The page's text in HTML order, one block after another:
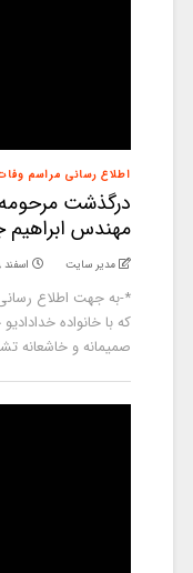
اطلاع رسانی مراسم وفات
درگذشت
مهندس
مدیر سایت اسفند ۸, ۱۴۰۰
*-به جهت اطلاع
که با خانواده
صمیمانه و خاشعانه